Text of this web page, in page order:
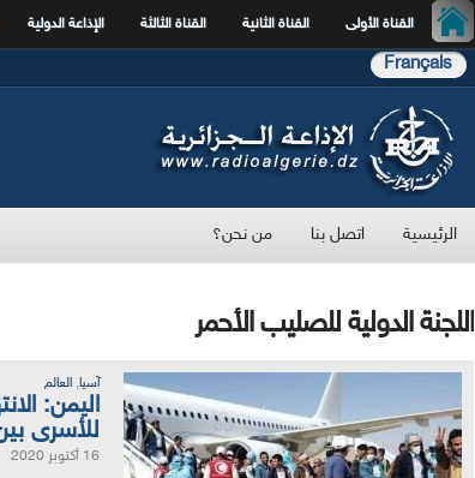
القناة الأولى القناة الثانية القناة الثالثة الإذاعة الدولية
Français
الرئيسية اتصل بنا من نحن؟
اللجنة الدولية للصليب الأحمر
آسيا, العالم
اليمن:
للأسرى
16 أكتوبر 2020